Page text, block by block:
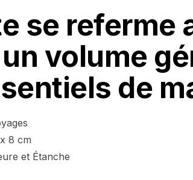
se referme
volume
de
8 cm
et Étanche